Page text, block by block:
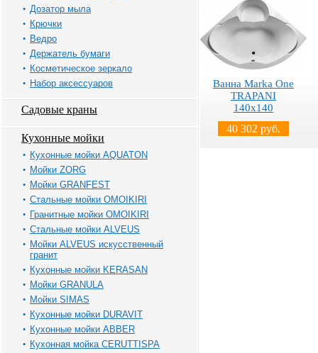
Дозатор мыла
Крючки
Ведро
Держатель бумаги
Косметическое зеркало
Набор аксессуаров
Садовые краны
Кухонные мойки
Кухонные мойки AQUATON
Мойки ZORG
Мойки GRANFEST
Стальные мойки OMOIKIRI
Гранитные мойки OMOIKIRI
Стальные мойки ALVEUS
Мойки ALVEUS искусственный
гранит
Кухонные мойки KERASAN
Мойки GRANULA
Мойки SIMAS
Кухонные мойки DURAVIT
Кухонные мойки ABBER
Кухонная мойка CERUTTISPA
Ванна Marka One
TRAPANI
140x140
40 302 руб.